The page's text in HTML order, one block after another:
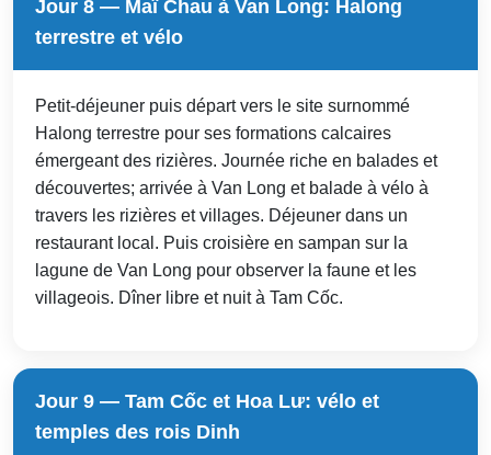
Jour 8 — Maï Chau à Van Long: Halong
terrestre et vélo
Petit-déjeuner puis départ vers le site surnommé
Halong terrestre pour ses formations calcaires
émergeant des rizières. Journée riche en balades et
découvertes; arrivée à Van Long et balade à vélo à
travers les rizières et villages. Déjeuner dans un
restaurant local. Puis croisière en sampan sur la
lagune de Van Long pour observer la faune et les
villageois. Dîner libre et nuit à Tam Cốc.
Jour 9 — Tam Cốc et Hoa Lư: vélo et
temples des rois Dinh